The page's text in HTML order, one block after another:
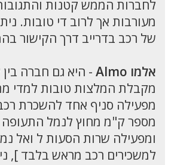
לחברות הממש קטנות
מעורבות אך לרוב די טובות.
של רכב בדרייב דרך הקישור
אלמו Almo
- היא גם חברה בין
מקבלת המלצות טובות למדי
מפעילה סניף אחד להשכרת רכב
מספר ק"מ מחוץ לנמל התעופה
ומפעילה שרות הסעות ל ואל
למשכירים רכב מראש בלבד ],